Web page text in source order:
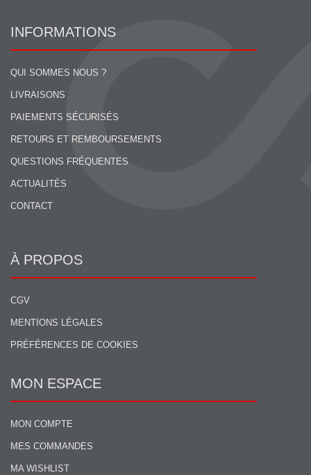
INFORMATIONS
QUI SOMMES NOUS ?
LIVRAISONS
PAIEMENTS SÉCURISÉS
RETOURS ET REMBOURSEMENTS
QUESTIONS FRÉQUENTES
ACTUALITÉS
CONTACT
À PROPOS
CGV
MENTIONS LÉGALES
PRÉFÉRENCES DE COOKIES
MON ESPACE
MON COMPTE
MES COMMANDES
MA WISHLIST